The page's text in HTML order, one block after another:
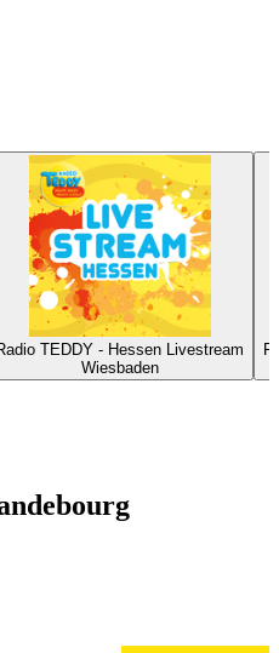
TEDDY - Hessen Livestream
Wiesbaden